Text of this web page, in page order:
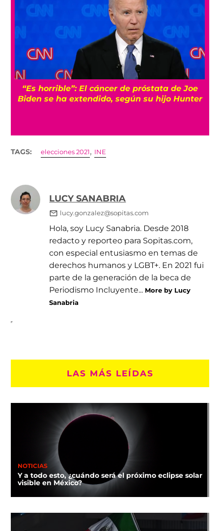
“Es horrible”: El cáncer de próstata de Joe
Biden se ha extendido, según su hijo Hunter
TAGS: elecciones 2021, INE
LUCY SANABRIA
lucy.gonzalez@sopitas.com
Hola, soy Lucy Sanabria. Desde 2018
redacto y reporteo para Sopitas.com,
con especial entusiasmo en temas de
derechos humanos y LGBT+. En 2021 fui
parte de la generación de la beca de
Periodismo Incluyente... More by Lucy
Sanabria
LAS MÁS LEÍDAS
NOTICIAS
Y a todo esto, ¿cuándo será el próximo eclipse solar
visible en México?